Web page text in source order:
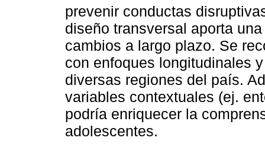
prevenir conductas
diseño transversal aporta
cambios a largo plazo. Se
con enfoques longitudinales
diversas regiones del país.
variables contextuales (ej.
podría enriquecer la
adolescentes.